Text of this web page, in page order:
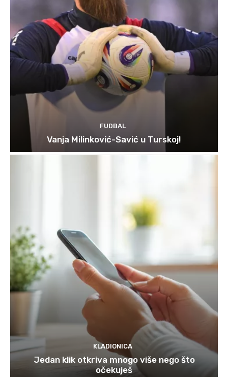
FUDBAL
Vanja Milinković-Savić u Turskoj!
KLADIONICA
Jedan klik otkriva mnogo više nego što
očekuješ